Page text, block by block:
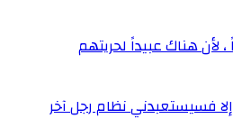
لأن هناك عبيداً لحريتهم
فسيستعبدني نظام رجل آخر